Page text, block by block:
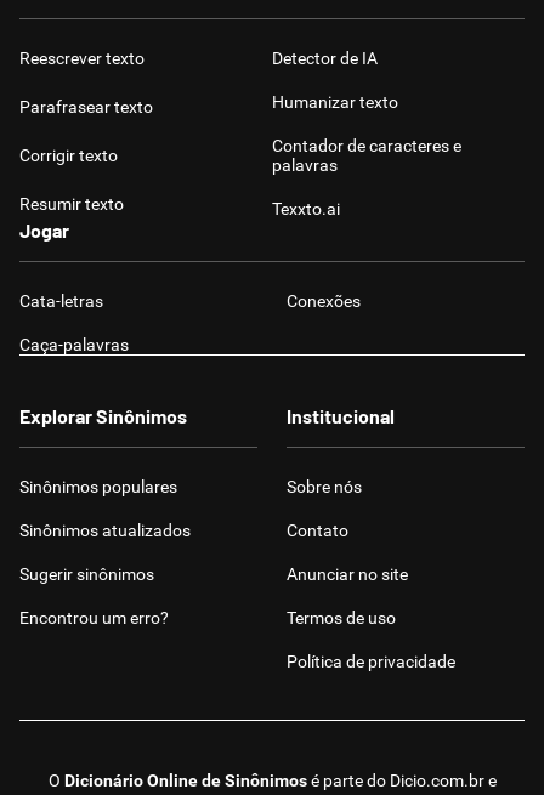
Reescrever texto
Parafrasear texto
Corrigir texto
Resumir texto
Detector de IA
Humanizar texto
Contador de caracteres e
palavras
Texxto.ai
Jogar
Cata-letras Conexões
Caça-palavras
O Dicionário Online de Sinônimosé parte do Dicio.com.bre
Explorar Sinônimos
Sinônimos populares
Sinônimos atualizados
Sugerir sinônimos
Encontrou um erro?
Institucional
Sobre nós
Contato
Anunciar no site
Termos de uso
Política de privacidade